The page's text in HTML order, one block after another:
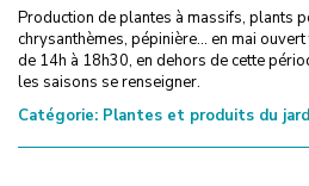
Production de plantes à massifs, plants
chrysanthèmes, pépinière... en mai
de 14h à 18h30, en dehors de cette
les saisons se renseigner.
Catégorie: Plantes et produits du